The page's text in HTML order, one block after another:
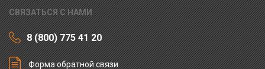
СВЯЗАТЬСЯ С НАМИ
8 (800) 775 41 20
Форма обратной связи